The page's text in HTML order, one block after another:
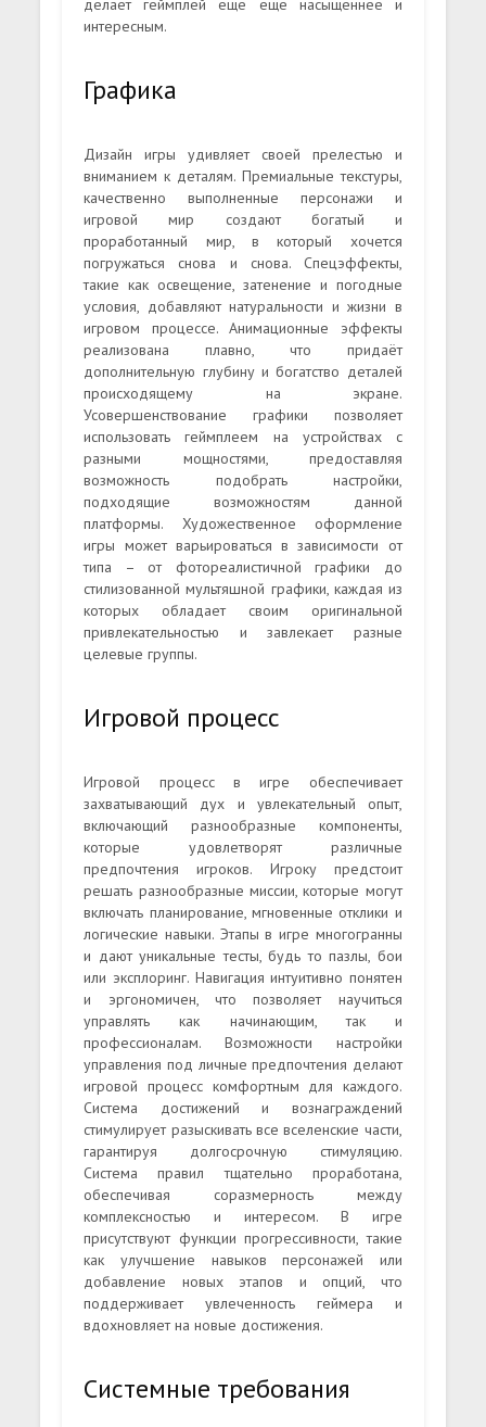
делает геймплей ещё еще насыщеннее и
интересным.
Графика
Дизайн игры удивляет своей прелестью и
вниманием к деталям. Премиальные текстуры,
качественно выполненные персонажи и
игровой мир создают богатый и
проработанный мир, в который хочется
погружаться снова и снова. Спецэффекты,
такие как освещение, затенение и погодные
условия, добавляют натуральности и жизни в
игровом процессе. Анимационные эффекты
реализована плавно, что придаёт
дополнительную глубину и богатство деталей
происходящему на экране.
Усовершенствование графики позволяет
использовать геймплеем на устройствах с
разными мощностями, предоставляя
возможность подобрать настройки,
подходящие возможностям данной
платформы. Художественное оформление
игры может варьироваться в зависимости от
типа – от фотореалистичной графики до
стилизованной мультяшной графики, каждая из
которых обладает своим оригинальной
привлекательностью и завлекает разные
целевые группы.
Игровой процесс
Игровой процесс в игре обеспечивает
захватывающий дух и увлекательный опыт,
включающий разнообразные компоненты,
которые удовлетворят различные
предпочтения игроков. Игроку предстоит
решать разнообразные миссии, которые могут
включать планирование, мгновенные отклики и
логические навыки. Этапы в игре многогранны
и дают уникальные тесты, будь то пазлы, бои
или эксплоринг. Навигация интуитивно понятен
и эргономичен, что позволяет научиться
управлять как начинающим, так и
профессионалам. Возможности настройки
управления под личные предпочтения делают
игровой процесс комфортным для каждого.
Система достижений и вознаграждений
стимулирует разыскивать все вселенские части,
гарантируя долгосрочную стимуляцию.
Система правил тщательно проработана,
обеспечивая соразмерность между
комплексностью и интересом. В игре
присутствуют функции прогрессивности, такие
как улучшение навыков персонажей или
добавление новых этапов и опций, что
поддерживает увлеченность геймера и
вдохновляет на новые достижения.
Системные требования